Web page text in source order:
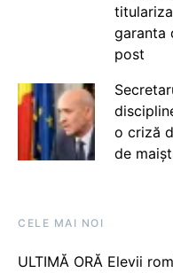
garanta
post
o criză
de
CELE MAI NOI
ULTIMĂ ORĂ Elevii